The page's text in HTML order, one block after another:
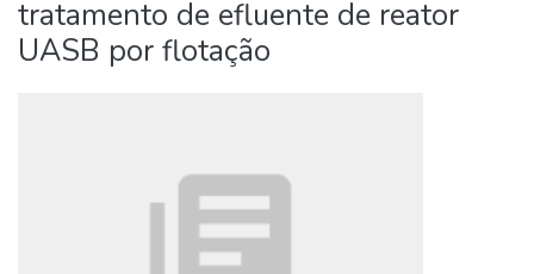
tratamento de efluente de reator
UASB por flotação